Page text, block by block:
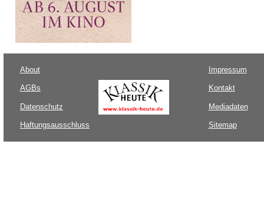
About
AGBs
Datenschutz
Haftungsausschluss
Impressum
Kontakt
Mediadaten
Sitemap